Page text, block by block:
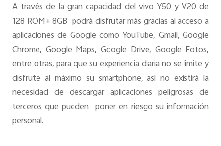
A través de la gran capacidad del vivo Y50 y V20 de
128 ROM+ 8GB podrá disfrutar más gracias al acceso a
aplicaciones de Google como YouTube, Gmail, Google
Chrome, Google Maps, Google Drive, Google Fotos,
entre otras, para que su experiencia diaria no se limite y
disfrute al máximo su smartphone, así no existirá la
necesidad de descargar aplicaciones peligrosas de
terceros que pueden poner en riesgo su información
personal.